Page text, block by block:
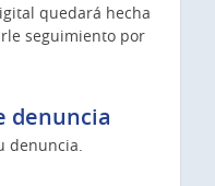
quedará hecha
seguimiento por
denuncia
denuncia.